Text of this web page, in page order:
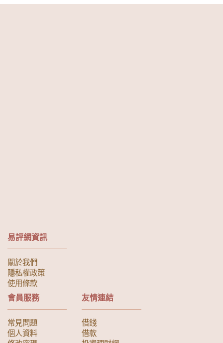
易評網資訊
關於我們
隱私權政策
使用條款
會員服務
常見問題
個人資料
友情連結
借錢
借款